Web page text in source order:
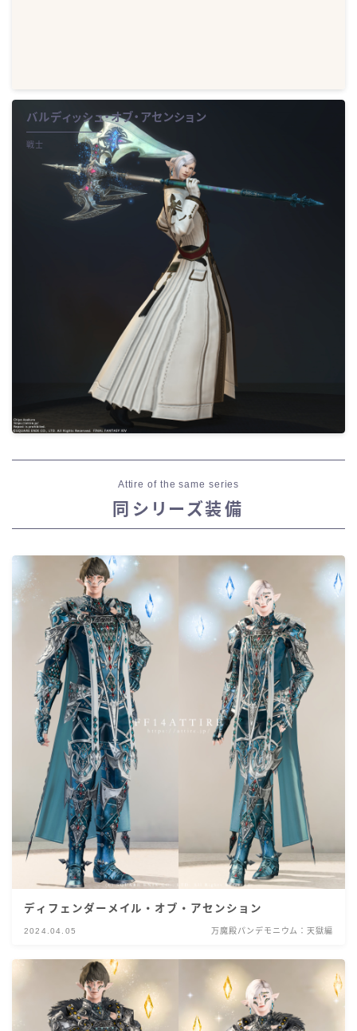
戦士
バルディッシュ・オブ・アセンション
Attire of the same series
同シリーズ装備
ディフェンダーメイル・オブ・アセンション
2024.04.05 万魔殿パンデモニウム：天獄編